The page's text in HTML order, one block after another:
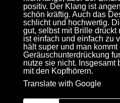
positiv. Der Klang ist
schön kräftig. Auch das
schlicht und hochwertig.
gut, selbst mit Brille
ist einfach und einfach zu
hält super und man
Geräuschunterdrückung
nutze sie nicht. Insgesamt
mit den Kopfhörern.
Translate with Google